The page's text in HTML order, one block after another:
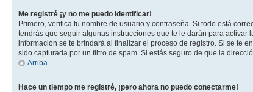
Me registré ¡y no me puedo identificar!
Primero, verifica tu nombre de usuario y contraseña. Si todo está
tendrás que seguir algunas instrucciones que te le darán para activar
información se te brindará al finalizar el proceso de registro. Si se te
sido capturada por un filtro de spam. Si estás seguro de que la
Arriba
Hace un tiempo me registré, ¡pero ahora no puedo conectarme!